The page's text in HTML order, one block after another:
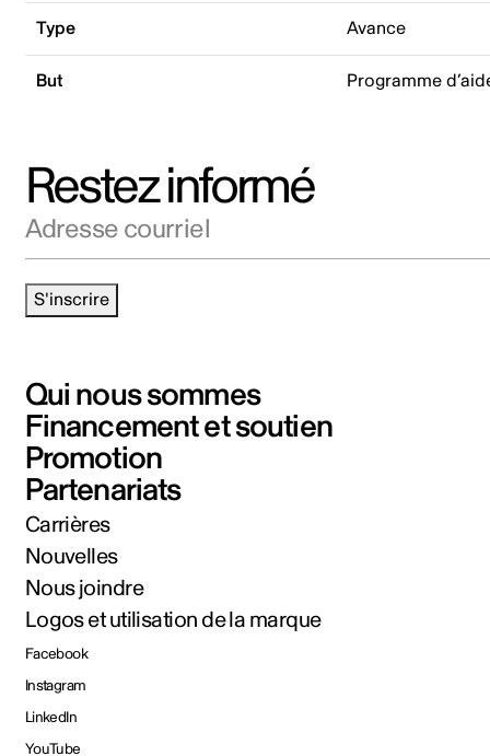
Type Avance
But Programme
Restez informé
S'inscrire
Qui nous sommes
Financement et soutien
Promotion
Partenariats
Carrières
Nouvelles
Nous joindre
Logos et utilisation de la marque
Facebook
Instagram
LinkedIn
YouTube